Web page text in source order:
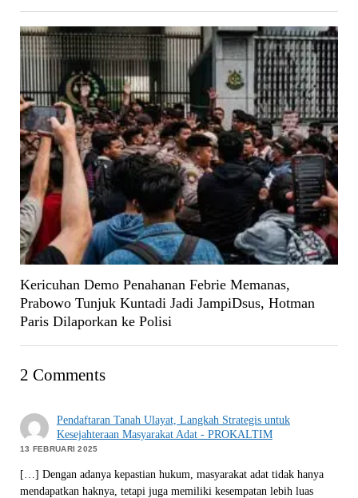
Kericuhan Demo Penahanan Febrie Memanas,
Prabowo Tunjuk Kuntadi Jadi JampiDsus, Hotman
Paris Dilaporkan ke Polisi
2 Comments
Pendaftaran Tanah Ulayat, Langkah Strategis untuk
Kesejahteraan Masyarakat Adat - PROKALTIM
13 FEBRUARI 2025
[…] Dengan adanya kepastian hukum, masyarakat adat tidak hanya
mendapatkan haknya, tetapi juga memiliki kesempatan lebih luas